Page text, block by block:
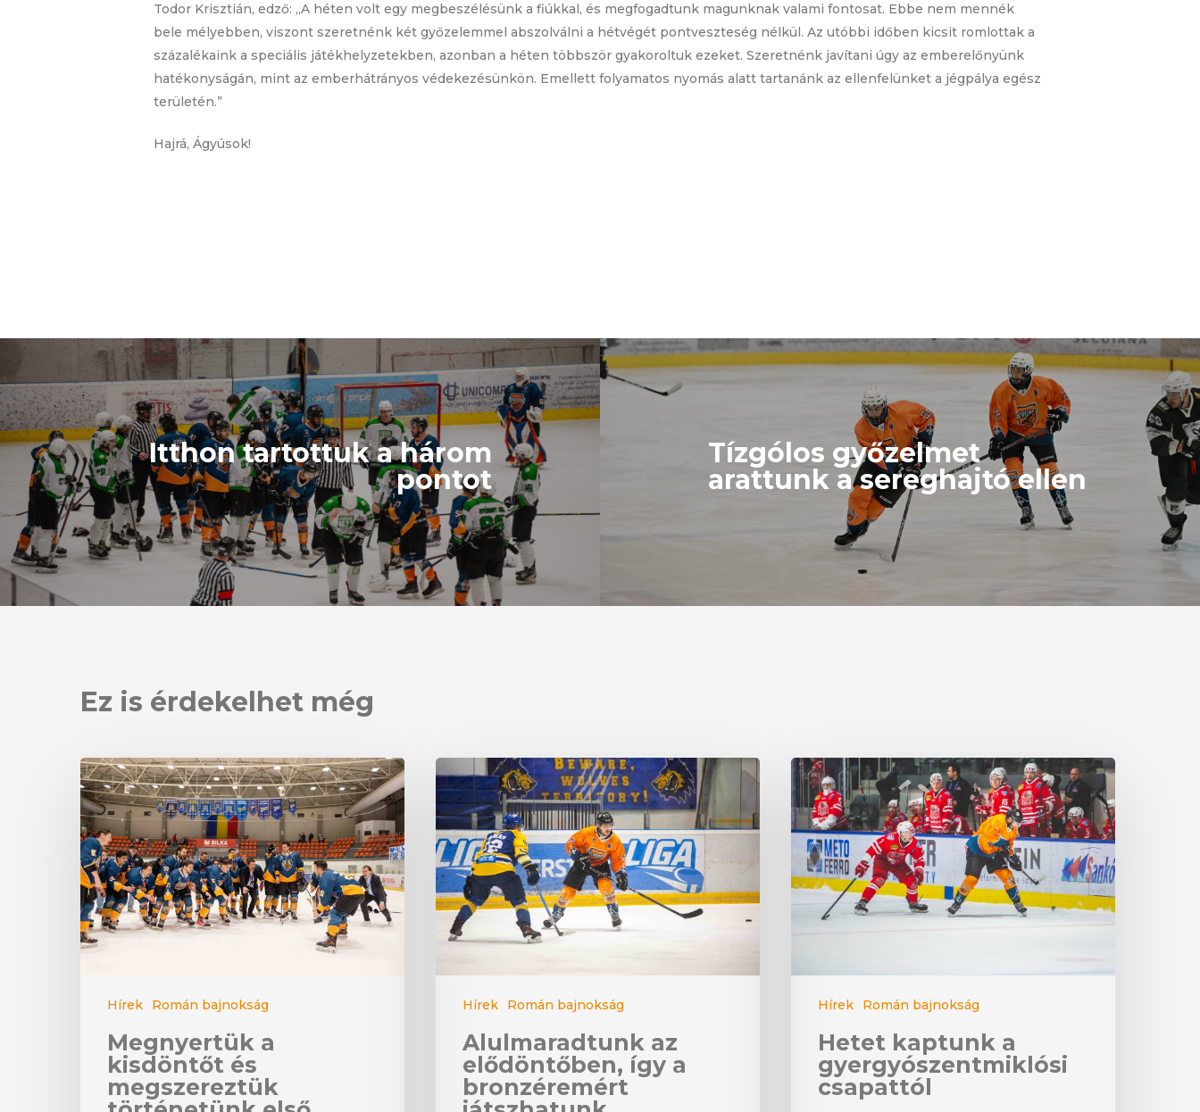
Todor Krisztián, edző: „A héten volt egy megbeszélésünk a fiúkkal, és megfogadtunk magunknak valami fontosat. Ebbe nem mennék
bele mélyebben, viszont szeretnénk két győzelemmel abszolválni a hétvégét pontveszteség nélkül. Az utóbbi időben kicsit romlottak a
százalékaink a speciális játékhelyzetekben, azonban a héten többször gyakoroltuk ezeket. Szeretnénk javítani úgy az emberelőnyünk
hatékonyságán, mint az emberhátrányos védekezésünkön. Emellett folyamatos nyomás alatt tartanánk az ellenfelünket a jégpálya egész
területén.”
Hajrá, Ágyúsok!
Itthon tartottuk a három
pontot
Tízgólos győzelmet
arattunk a sereghajtó ellen
Ez is érdekelhet még
Hírek Román bajnokság
Megnyertük a
kisdöntőt és
megszereztük
Hírek Román bajnokság
Alulmaradtunk az
elődöntőben, így a
bronzéremért
Hírek Román bajnokság
Hetet kaptunk a
gyergyószentmiklósi
csapattól